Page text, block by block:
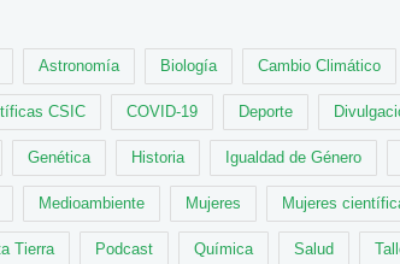
Astronomía Biología Cambio Climático
CSIC COVID-19 Deporte
Genética Historia Igualdad de Género
Medioambiente Mujeres Mujeres
Tierra Podcast Química Salud